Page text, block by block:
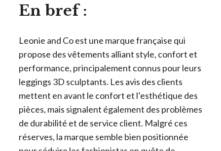
En bref :
Leonie and Co est une marque française qui
propose des vêtements alliant style, confort et
performance, principalement connus pour leurs
leggings 3D sculptants. Les avis des clients
mettent en avant le confort et l’esthétique des
pièces, mais signalent également des problèmes
de durabilité et de service client. Malgré ces
réserves, la marque semble bien positionnée